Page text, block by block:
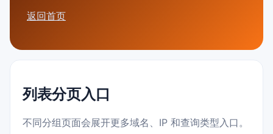
返回首页
列表分页入口
不同分组页面会展开更多域名、IP 和查询类型入口。